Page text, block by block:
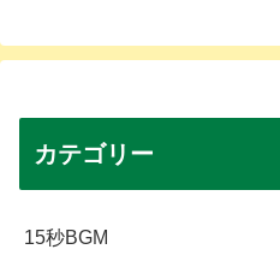
カテゴリー
15秒BGM